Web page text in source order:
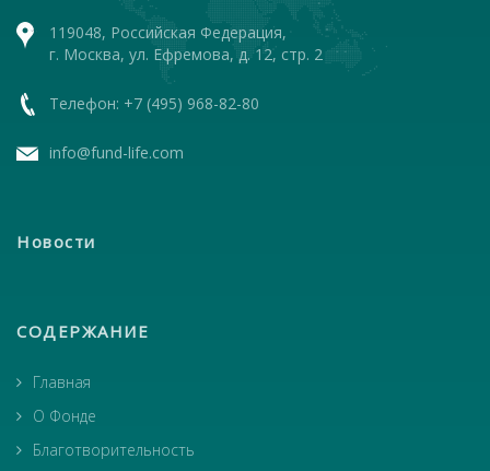
119048, Российская Федерация,
г. Москва, ул. Ефремова, д. 12, стр. 2
Телефон: +7 (495) 968-82-80
info@fund-life.com
Новости
СОДЕРЖАНИЕ
Главная
О Фонде
Благотворительность